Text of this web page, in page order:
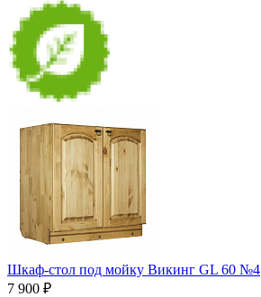
Шкаф-стол под мойку Викинг GL 60 №4
7 900 ₽